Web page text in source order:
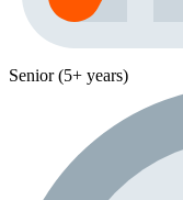
Senior (5+ years)